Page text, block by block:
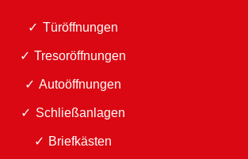
Türöffnungen
Tresoröffnungen
Autoöffnungen
Schließanlagen
Briefkästen